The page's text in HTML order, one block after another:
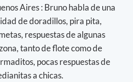
Aires : Bruno habla de una
de doradillos, pira pita,
respuestas de algunas
tanto de flote como de
pocas respuestas de
a chicas.